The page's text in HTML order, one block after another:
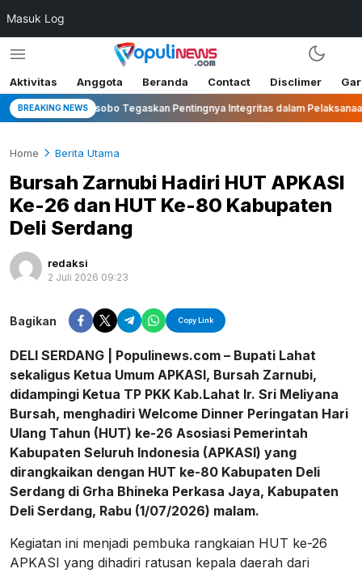
Masuk Log
Aktivitas Anggota Beranda Contact Disclimer
BREAKING NEWS
Wonosobo Tegaskan Pentingnya Integritas dalam Pelaksanaan
Home Berita Utama
Bursah Zarnubi Hadiri HUT APKASI
Ke-26 dan HUT Ke-80 Kabupaten
Deli Serdang
redaksi
2 Juli 2026 09:23
Bagikan Copy Link
DELI SERDANG | Populinews.com – Bupati Lahat
sekaligus Ketua Umum APKASI, Bursah Zarnubi,
didampingi Ketua TP PKK Kab.Lahat Ir. Sri Meliyana
Bursah, menghadiri Welcome Dinner Peringatan Hari
Ulang Tahun (HUT) ke-26 Asosiasi Pemerintah
Kabupaten Seluruh Indonesia (APKASI) yang
dirangkaikan dengan HUT ke-80 Kabupaten Deli
Serdang di Grha Bhineka Perkasa Jaya, Kabupaten
Deli Serdang, Rabu (1/07/2026) malam.
Kegiatan ini menjadi pembuka rangkaian HUT ke-26
APKASI yang dihadiri ratusan kepala daerah dari